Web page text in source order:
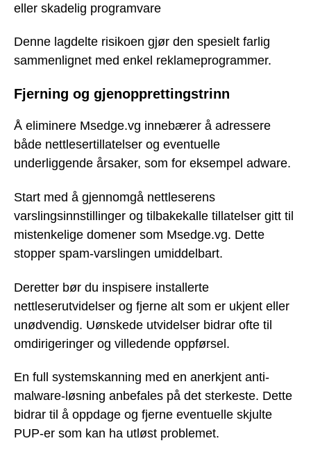
eller skadelig programvare
Denne lagdelte risikoen gjør den spesielt farlig
sammenlignet med enkel reklameprogrammer.
Fjerning og gjenopprettingstrinn
Å eliminere Msedge.vg innebærer å adressere
både nettlesertillatelser og eventuelle
underliggende årsaker, som for eksempel adware.
Start med å gjennomgå nettleserens
varslingsinnstillinger og tilbakekalle tillatelser gitt til
mistenkelige domener som Msedge.vg. Dette
stopper spam-varslingen umiddelbart.
Deretter bør du inspisere installerte
nettleserutvidelser og fjerne alt som er ukjent eller
unødvendig. Uønskede utvidelser bidrar ofte til
omdirigeringer og villedende oppførsel.
En full systemskanning med en anerkjent anti-
malware-løsning anbefales på det sterkeste. Dette
bidrar til å oppdage og fjerne eventuelle skjulte
PUP-er som kan ha utløst problemet.